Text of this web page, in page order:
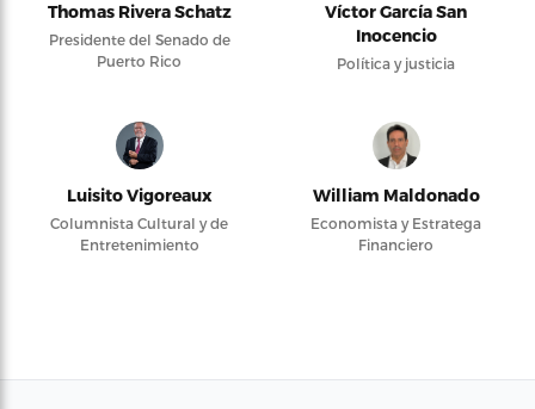
Thomas Rivera Schatz
Presidente del Senado de
Puerto Rico
Víctor García San
Inocencio
Política y justicia
Luisito Vigoreaux
Columnista Cultural y de
Entretenimiento
William Maldonado
Economista y Estratega
Financiero